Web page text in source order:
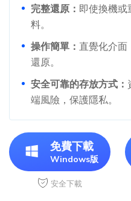
完整還原： 即使換機或
料。
操作簡單： 直覺化介面
還原。
安全可靠的存放方式：
端風險，保護隱私。
免費下載
Windows版
安全下載